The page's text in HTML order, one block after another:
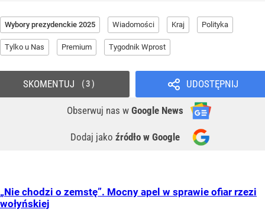
Wybory prezydenckie 2025 Wiadomości Kraj Polityka
Tylko u Nas Premium Tygodnik Wprost
UDOSTĘPNIJ
Obserwuj nas w Google News
Dodaj jako źródło w Google
SKOMENTUJ 3
„Nie chodzi o zemstę”. Mocny apel w sprawie ofiar rzezi
wołyńskiej